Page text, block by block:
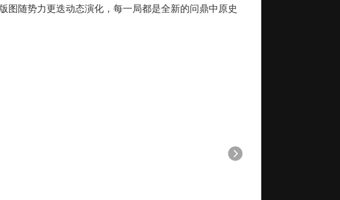
图随势力更迭动态演化，每一局都是全新的问鼎中原史